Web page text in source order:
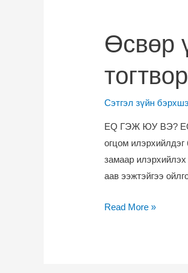
Өсвөр
Сэтгэл зүйн
EQ ГЭЖ ЮУ ВЭ? EQ
огцом илэрхийлдэг
замаар илэрхийлэх
аав ээжтэйгээ
Өсвөр
Read More »